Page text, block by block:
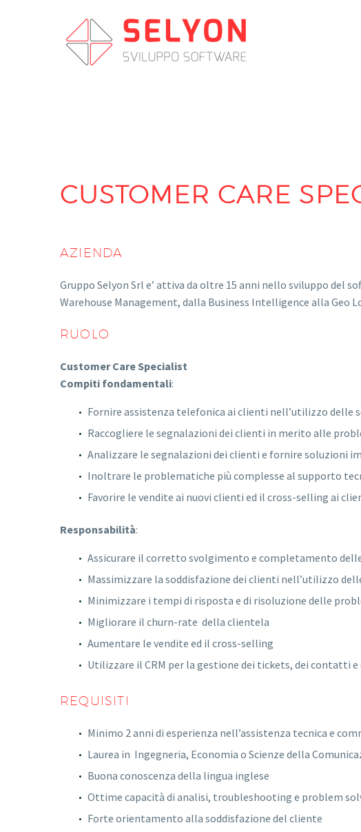
CUSTOMER CARE
AZIENDA
Gruppo Selyon Srl e’ attiva da oltre 15 anni nello sviluppo del
Warehouse Management, dalla Business Intelligence alla Geo
​RUOLO
Customer Care Specialist
Compiti fondamentali:
Fornire assistenza telefonica ai clienti nell’utilizzo delle
Raccogliere le segnalazioni dei clienti in merito alle
Analizzare le segnalazioni dei clienti e fornire soluzioni
Inoltrare le problematiche più complesse al supporto
Favorire le vendite ai nuovi clienti ed il cross-selling ai
Responsabilità: ​​
Assicurare il corretto svolgimento e completamento
Massimizzare la soddisfazione dei clienti nell’utilizzo
Minimizzare i tempi di risposta e di risoluzione delle
Migliorare il churn-rate della clientela
Aumentare le vendite ed il cross-selling
Utilizzare il CRM per la gestione dei tickets, dei contatti
REQUISITI
Minimo 2 anni di esperienza nell’assistenza tecnica e
Laurea in Ingegneria, Economia o Scienze della
Buona conoscenza della lingua inglese
Ottime capacità di analisi, troubleshooting e problem
Forte orientamento alla soddisfazione del cliente